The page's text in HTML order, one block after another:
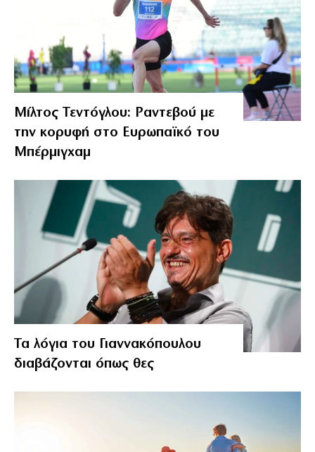
Μίλτος Τεντόγλου: Ραντεβού με
την κορυφή στο Ευρωπαϊκό του
Μπέρμιγχαμ
Τα λόγια του Γιαννακόπουλου
διαβάζονται όπως θες